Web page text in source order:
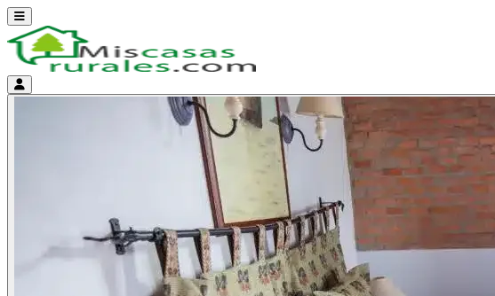
Abrir menú
Menú de cuenta